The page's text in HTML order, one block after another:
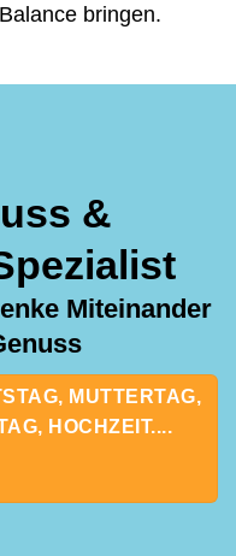
bringen.
&
Miteinander
MUTTERTAG,
HOCHZEIT....